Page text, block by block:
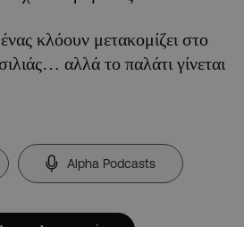
κλόουν μετακομίζει στο
αλλά το παλάτι γίνεται
Alpha Podcasts